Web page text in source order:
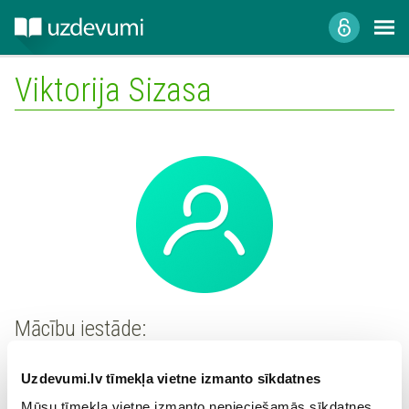
Uzdevumi.lv tīmekļa vietne izmanto sīkdatnes
Viktorija Sizasa
Mācību iestāde: